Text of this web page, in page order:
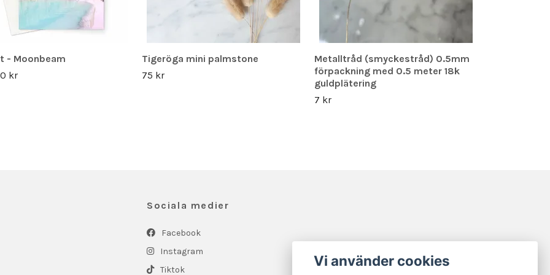
- Moonbeam
kr
Tigeröga mini palmstone
75 kr
Metalltråd (smyckestråd) 0.5mm
förpackning med 0.5 meter 18k
guldplätering
7 kr
Sociala medier
Facebook
Instagram
Tiktok
Vi använder cookies